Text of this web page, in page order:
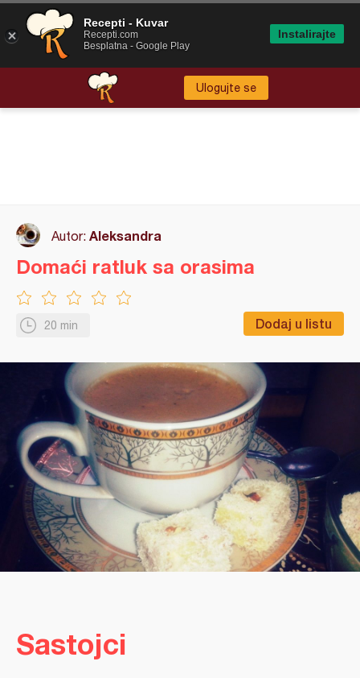
Ulogujte se
Autor: Aleksandra
20 min Dodaj u listu
Domaći ratluk sa orasima
Sastojci
Recepti - Kuvar
Recepti.com
Besplatna - Google Play
Instalirajte